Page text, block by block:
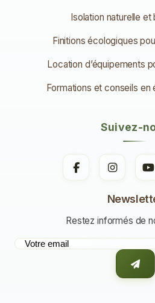
Isolation naturelle
Finitions écologiques
Location d’équipements
Formations et conseils
Suivez-
Restez informés de